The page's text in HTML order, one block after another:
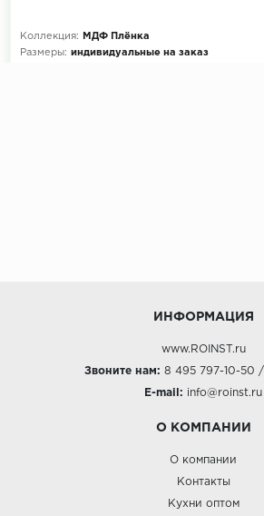
Коллекция:
МДФ Плёнка
Размеры: индивидуальные на заказ
ИНФОРМАЦИЯ
www.ROINST.ru
Звоните нам: 8 495 797-10-50 /
E-mail: info@roinst.ru
О КОМПАНИИ
О компании
Контакты
Кухни оптом